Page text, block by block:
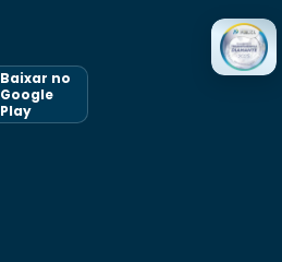
Baixar no
Google
Play